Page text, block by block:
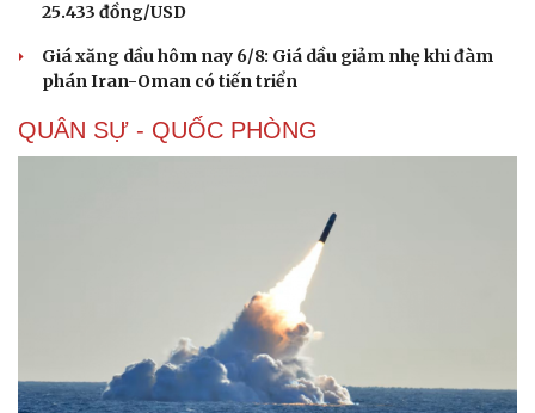
Giá bạc hôm nay: Giá bạc trong nước lên mức hơn
62 triệu đồng/kg
triệu đồng/lượng
Tỷ giá USD hôm nay 6/8: Tỷ giá trung tâm tăng lên
Giá xăng dầu hôm nay 6/8: Giá dầu giảm nhẹ khi đàm
phán Iran-Oman có tiến triển
QUÂN SỰ - QUỐC PHÒNG